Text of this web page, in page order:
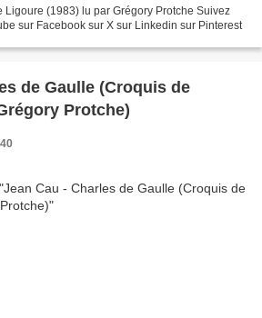
Ligoure (1983) lu par Grégory Protche Suivez
sur Facebook sur X sur Linkedin sur Pinterest
de Gaulle (Croquis de
Protche)